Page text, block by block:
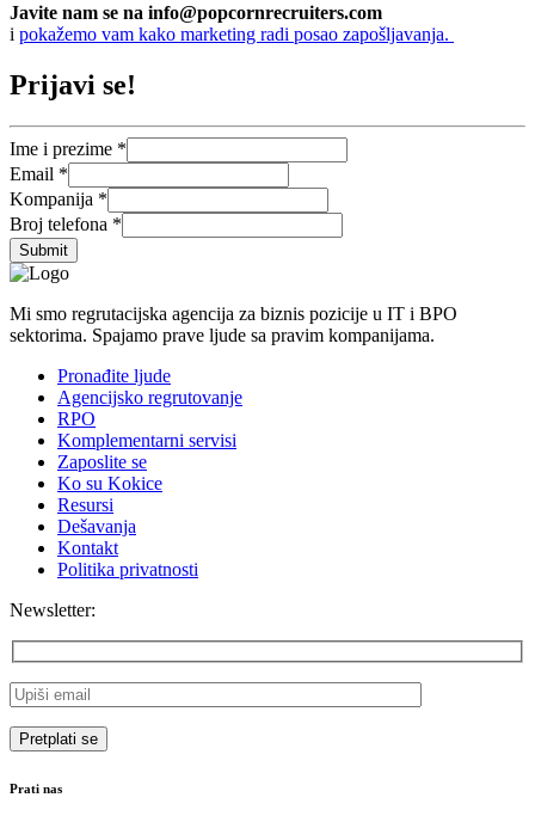
Javite nam se na info@popcornrecruiters.com
i pokažemo vam kako marketing radi posao zapošljavanja.
Prijavi se!
Ime i prezime *
Ime
Broj
prezime
Email *
Kompanija *
Broj telefona *
Submit
Mi smo regrutacijska agencija za biznis pozicije u IT i BPO
sektorima. Spajamo prave ljude sa pravim kompanijama.
Pronađite ljude
Agencijsko regrutovanje
RPO
Komplementarni servisi
Zaposlite se
Ko su Kokice
Resursi
Dešavanja
Kontakt
Politika privatnosti
Newsletter:
Prati nas